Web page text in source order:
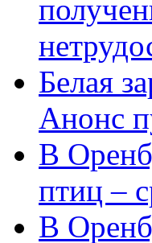
Белая
Анонс
В
птиц –
В